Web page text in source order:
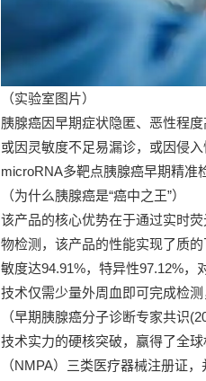
（实验室图片）
胰腺癌因早期症状隐匿、恶性程
或因灵敏度不足易漏诊，或因侵
microRNA多靶点胰腺癌早期精准
（为什么胰腺癌是“癌中之王”）
该产品的核心优势在于通过实时
物检测，该产品的性能实现了质
敏度达94.91%，特异性97.12%
技术仅需少量外周血即可完成检
（早期胰腺癌分子诊断专家共识
技术实力的硬核突破，赢得了全
（NMPA）三类医疗器械注册证